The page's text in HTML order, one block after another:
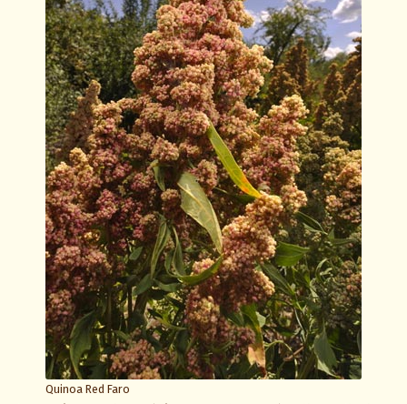
Quinoa Red Faro